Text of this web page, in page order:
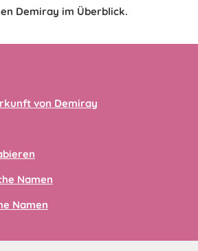
Demiray im Überblick.
von Demiray
Namen
Namen